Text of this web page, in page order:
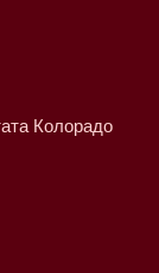
Колорадо